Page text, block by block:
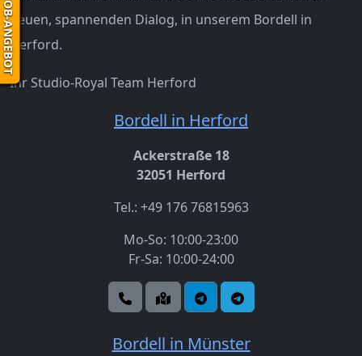
neuen, spannenden Dialog, in unserem Bordell in
Herford.
Ihr Studio-Royal Team Herford
Bordell in Herford
Ackerstraße 18
32051 Herford
Tel.: +49 176 76815963
Mo-So: 10:00-23:00
Fr-Sa: 10:00-24:00
Bordell in Münster
JOB-ANGEBOT